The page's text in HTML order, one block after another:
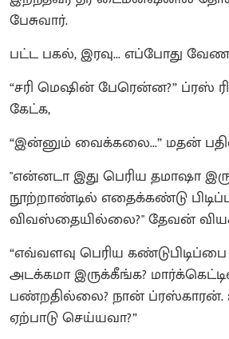
பேசுவார்.
பட்ட பகல், இரவு... எப்போது
“சரி மெஷின் பேரென்ன?” ப்ரஸ்
கேட்க,
“இன்னும் வைக்கலை...” மதன்
"என்னடா இது பெரிய தமாஷா
நூற்றாண்டில் எதைக்கண்டு
விவஸ்தையில்லை?" தேவன்
“எவ்வளவு பெரிய கண்டுபிடிப்பை
அடக்கமா இருக்கீங்க?
பண்றதில்லை? நான் ப்ரஸ்காரன்.
ஏற்பாடு செய்யவா?”